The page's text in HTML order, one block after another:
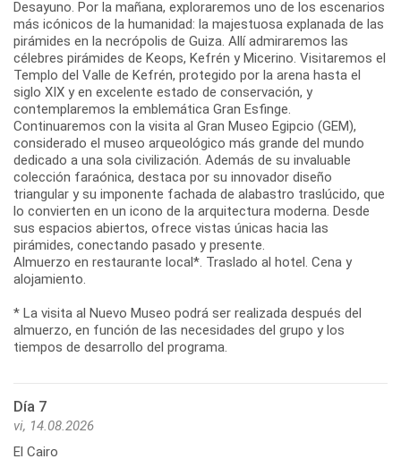
Desayuno. Por la mañana, exploraremos uno de los escenarios
más icónicos de la humanidad: la majestuosa explanada de las
pirámides en la necrópolis de Guiza. Allí admiraremos las
célebres pirámides de Keops, Kefrén y Micerino. Visitaremos el
Templo del Valle de Kefrén, protegido por la arena hasta el
siglo XIX y en excelente estado de conservación, y
contemplaremos la emblemática Gran Esfinge.
Continuaremos con la visita al Gran Museo Egipcio (GEM),
considerado el museo arqueológico más grande del mundo
dedicado a una sola civilización. Además de su invaluable
colección faraónica, destaca por su innovador diseño
triangular y su imponente fachada de alabastro traslúcido, que
lo convierten en un icono de la arquitectura moderna. Desde
sus espacios abiertos, ofrece vistas únicas hacia las
pirámides, conectando pasado y presente.
Almuerzo en restaurante local*. Traslado al hotel. Cena y
alojamiento.
* La visita al Nuevo Museo podrá ser realizada después del
almuerzo, en función de las necesidades del grupo y los
tiempos de desarrollo del programa.
Día 7
vi, 14.08.2026
El Cairo